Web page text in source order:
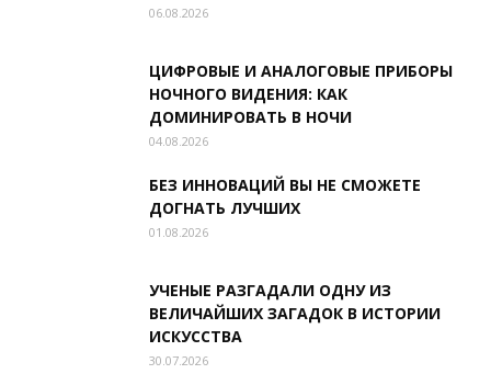
06.08.2026
ЦИФРОВЫЕ И АНАЛОГОВЫЕ ПРИБОРЫ
НОЧНОГО ВИДЕНИЯ: КАК
ДОМИНИРОВАТЬ В НОЧИ
04.08.2026
БЕЗ ИННОВАЦИЙ ВЫ НЕ СМОЖЕТЕ
ДОГНАТЬ ЛУЧШИХ
01.08.2026
УЧЕНЫЕ РАЗГАДАЛИ ОДНУ ИЗ
ВЕЛИЧАЙШИХ ЗАГАДОК В ИСТОРИИ
ИСКУССТВА
30.07.2026